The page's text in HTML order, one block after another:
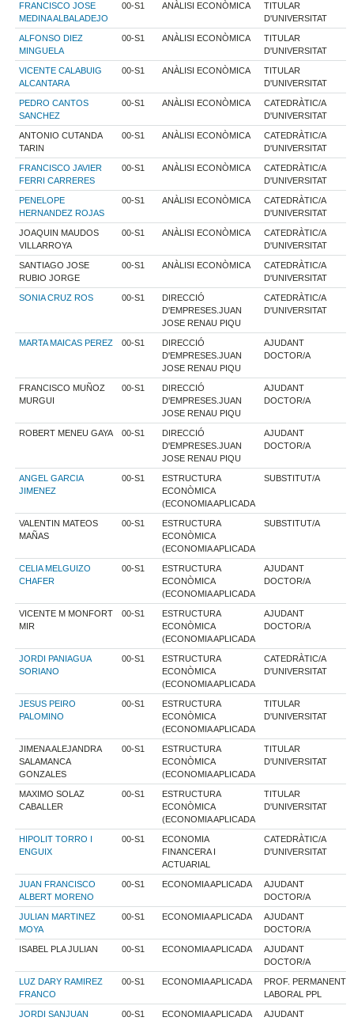
FRANCISCO JOSE
MEDINA ALBALADEJO
00-S1 ANÀLISI ECONÒMICA
TITULAR
D'UNIVERSITAT
ALFONSO DIEZ
MINGUELA
00-S1 ANÀLISI ECONÒMICA
TITULAR
D'UNIVERSITAT
VICENTE CALABUIG
ALCANTARA
00-S1 ANÀLISI ECONÒMICA
TITULAR
D'UNIVERSITAT
PEDRO CANTOS
SANCHEZ
00-S1 ANÀLISI ECONÒMICA
CATEDRÀTIC/A
D'UNIVERSITAT
ANTONIO CUTANDA
TARIN
00-S1 ANÀLISI ECONÒMICA
CATEDRÀTIC/A
D'UNIVERSITAT
FRANCISCO JAVIER
FERRI CARRERES
00-S1 ANÀLISI ECONÒMICA
CATEDRÀTIC/A
D'UNIVERSITAT
PENELOPE
HERNANDEZ ROJAS
00-S1 ANÀLISI ECONÒMICA
CATEDRÀTIC/A
D'UNIVERSITAT
JOAQUIN MAUDOS
VILLARROYA
00-S1 ANÀLISI ECONÒMICA
CATEDRÀTIC/A
D'UNIVERSITAT
SANTIAGO JOSE
RUBIO JORGE
00-S1 ANÀLISI ECONÒMICA
CATEDRÀTIC/A
D'UNIVERSITAT
SONIA CRUZ ROS 00-S1
DIRECCIÓ
D'EMPRESES.JUAN
JOSE RENAU PIQU
CATEDRÀTIC/A
D'UNIVERSITAT
MARTA MAICAS PEREZ 00-S1
DIRECCIÓ
D'EMPRESES.JUAN
JOSE RENAU PIQU
AJUDANT
DOCTOR/A
FRANCISCO MUÑOZ
MURGUI
00-S1
DIRECCIÓ
D'EMPRESES.JUAN
JOSE RENAU PIQU
AJUDANT
DOCTOR/A
ROBERT MENEU GAYA 00-S1
DIRECCIÓ
D'EMPRESES.JUAN
JOSE RENAU PIQU
AJUDANT
DOCTOR/A
ANGEL GARCIA
JIMENEZ
00-S1
ESTRUCTURA
ECONÒMICA
(ECONOMIA APLICADA
SUBSTITUT/A
VALENTIN MATEOS
MAÑAS
00-S1
ESTRUCTURA
ECONÒMICA
(ECONOMIA APLICADA
SUBSTITUT/A
CELIA MELGUIZO
CHAFER
00-S1
ESTRUCTURA
ECONÒMICA
(ECONOMIA APLICADA
AJUDANT
DOCTOR/A
VICENTE M MONFORT
MIR
00-S1
ESTRUCTURA
ECONÒMICA
(ECONOMIA APLICADA
AJUDANT
DOCTOR/A
JORDI PANIAGUA
SORIANO
00-S1
ESTRUCTURA
ECONÒMICA
(ECONOMIA APLICADA
CATEDRÀTIC/A
D'UNIVERSITAT
JESUS PEIRO
PALOMINO
00-S1
ESTRUCTURA
ECONÒMICA
(ECONOMIA APLICADA
TITULAR
D'UNIVERSITAT
JIMENA ALEJANDRA
SALAMANCA
GONZALES
00-S1
ESTRUCTURA
ECONÒMICA
(ECONOMIA APLICADA
TITULAR
D'UNIVERSITAT
MAXIMO SOLAZ
CABALLER
00-S1
ESTRUCTURA
ECONÒMICA
(ECONOMIA APLICADA
TITULAR
D'UNIVERSITAT
HIPOLIT TORRO I
ENGUIX
00-S1
ECONOMIA
FINANCERA I
ACTUARIAL
CATEDRÀTIC/A
D'UNIVERSITAT
JUAN FRANCISCO
ALBERT MORENO
00-S1 ECONOMIA APLICADA
AJUDANT
DOCTOR/A
JULIAN MARTINEZ
MOYA
00-S1 ECONOMIA APLICADA
AJUDANT
DOCTOR/A
ISABEL PLA JULIAN 00-S1 ECONOMIA APLICADA
AJUDANT
DOCTOR/A
LUZ DARY RAMIREZ
FRANCO
00-S1 ECONOMIA APLICADA
PROF. PERMANENT
LABORAL PPL
JORDI SANJUAN 00-S1 ECONOMIA APLICADA AJUDANT